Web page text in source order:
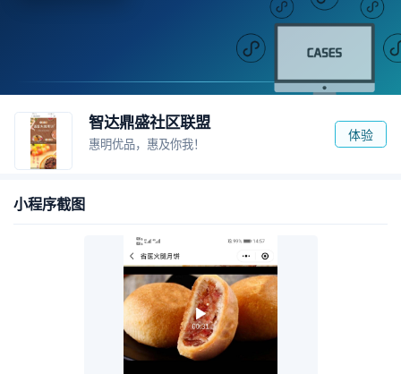
智达鼎盛社区联盟
惠明优品，惠及你我！
体验
小程序截图